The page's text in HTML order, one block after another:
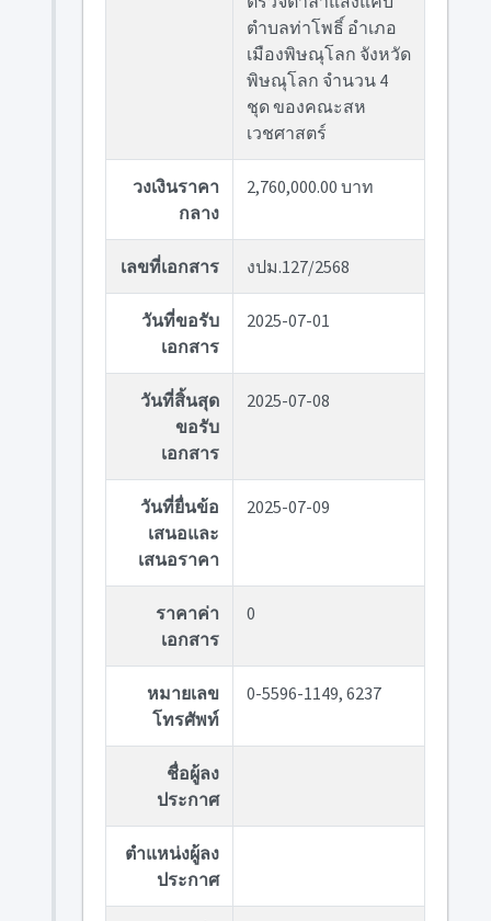
ตำบลท่าโพธิ์ อำเภอ
เมืองพิษณุโลก จังหวัด
พิษณุโลก จำนวน 4
ชุด ของคณะสห
เวชศาสตร์
วงเงินราคา
กลาง
2,760,000.00 บาท
เลขที่เอกสาร งปม.127/2568
วันที่ขอรับ
เอกสาร
2025-07-01
วันที่สิ้นสุด
ขอรับ
เอกสาร
2025-07-08
วันที่ยื่นข้อ
เสนอและ
เสนอราคา
2025-07-09
ราคาค่า
เอกสาร
0
หมายเลข
โทรศัพท์
0-5596-1149, 6237
ชื่อผู้ลง
ประกาศ
ตำแหน่งผู้ลง
ประกาศ